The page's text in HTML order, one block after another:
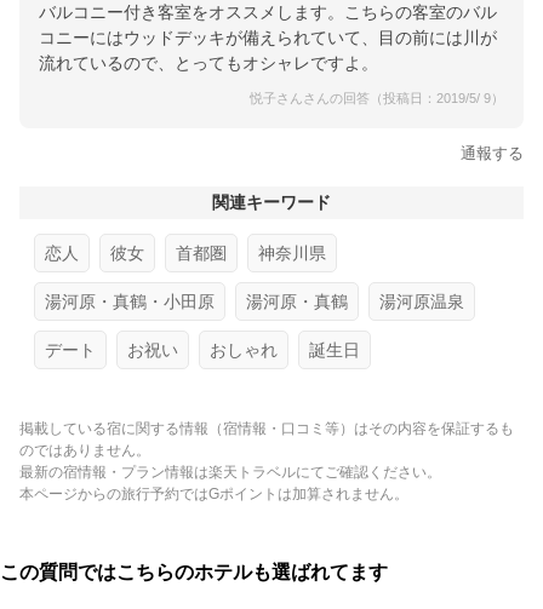
バルコニー付き客室をオススメします。こちらの客室のバル
コニーにはウッドデッキが備えられていて、目の前には川が
流れているので、とってもオシャレですよ。
悦子さんさんの回答（投稿日：2019/5/ 9）
通報する
関連キーワード
恋人 彼女 首都圏 神奈川県
湯河原・真鶴・小田原 湯河原・真鶴 湯河原温泉
デート お祝い おしゃれ 誕生日
掲載している宿に関する情報（宿情報・口コミ等）はその内容を保証するも
のではありません。
最新の宿情報・プラン情報は楽天トラベルにてご確認ください。
本ページからの旅行予約ではGポイントは加算されません。
この質問ではこちらのホテルも選ばれてます